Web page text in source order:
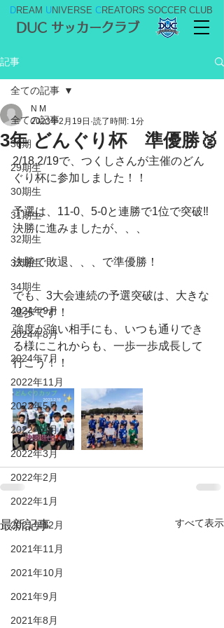
DREAM UNIVERSE CREATORS SOCCER CLUB
DUC サッカークラブ
記事
全ての記事
36期
29期生
30期生
31期生
32期生
33期生
34期生
2024年9月
2024年8月
2024年7月
2022年11月
2022年5月
2022年4月
2022年3月
2022年2月
2022年1月
2021年12月
2021年11月
2021年10月
2021年9月
2021年8月
全ての記事
3年 どんぐり杯 準優勝🥈
N M
2023年2月19日 読了時間: 1分
2/18.2/19で、つくしさんが主催のどん
ぐり杯に参加しました！！
予選は、11-0、5-0と連勝で1位で突破‼️
決勝に進みましたが、、、
決勝で敗退、、、で準優勝！
でも、3大会連続の予選突破は、大きな
進歩です！
強度が強い相手にも、いつも通りでき
る様にこれからも、一歩一歩成長して
行こう！！
最新記事 すべて表示